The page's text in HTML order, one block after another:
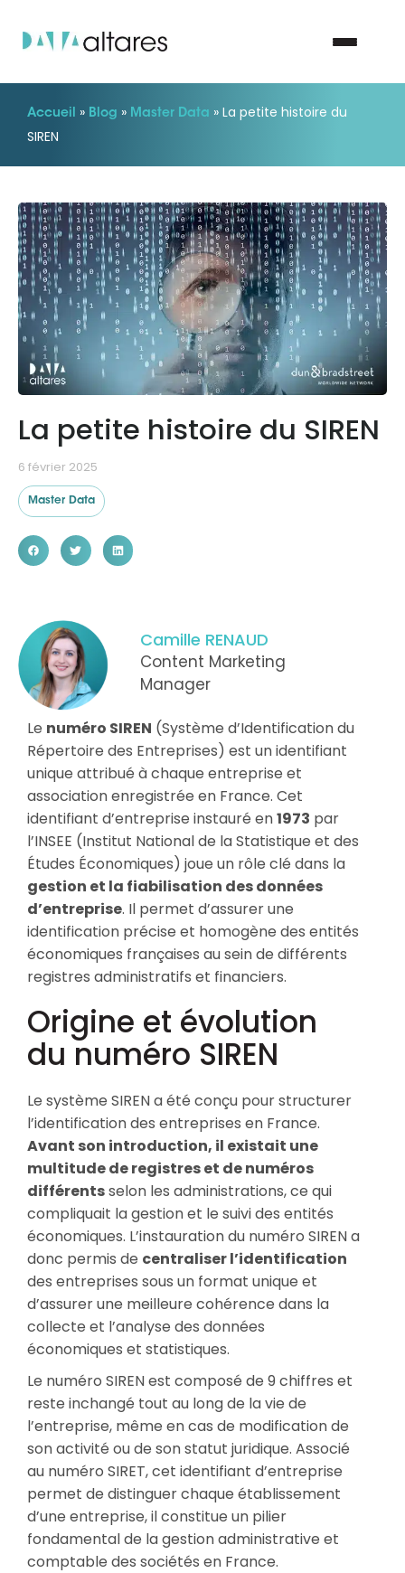
Nous contacter
Vos enjeux
Nos solutions
Nos data
Notre groupe
Ressources
Accueil » Blog » Master Data » La petite histoire du
SIREN
La petite histoire du SIREN
6 février 2025
Master Data
Camille RENAUD
Content Marketing
Manager
Le numéro SIREN (Système d’Identification du
Répertoire des Entreprises) est un identifiant
unique attribué à chaque entreprise et
association enregistrée en France. Cet
identifiant d’entreprise instauré en1973 par
l’INSEE (Institut National de la Statistique et des
Études Économiques) joue un rôle clé dans la
gestion et la fiabilisation des données
d’entreprise. Il permet d’assurer une
identification précise et homogène des entités
économiques françaises au sein de différents
registres administratifs et financiers.
Origine et évolution
du numéro SIREN
Le système SIREN a été conçu pour structurer
l’identification des entreprises en France.
Avant son introduction, il existait une
multitude de registres et de numéros
différentsselon les administrations, ce qui
compliquait la gestion et le suivi des entités
économiques. L’instauration du numéro SIREN a
donc permis de centraliser l’identification
des entreprises sous un format unique et
d’assurer une meilleure cohérence dans la
collecte et l’analyse des données
économiques et statistiques.
Le numéro SIREN est composé de 9 chiffres et
reste inchangé tout au long de la vie de
l’entreprise, même en cas de modification de
son activité ou de son statut juridique. Associé
au numéro SIRET, cet identifiant d’entreprise
permet de distinguer chaque établissement
d’une entreprise, il constitue un pilier
fondamental de la gestion administrative et
comptable des sociétés en France.